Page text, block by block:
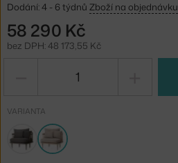
Dodání: 4 - 6 týdnů Zboží na objednávku
58 290 Kč
bez DPH: 48 173,55 Kč
VARIANTA